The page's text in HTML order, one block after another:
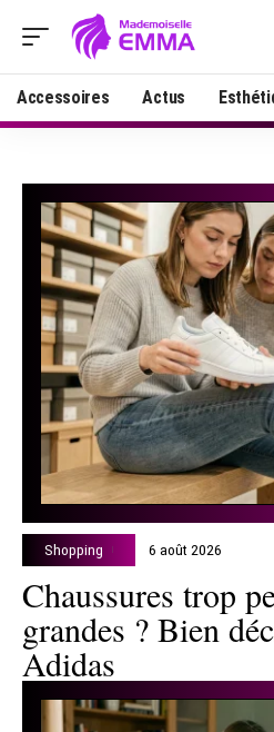
Accessoires Actus
Shopping 6 août 2026
Chaussures trop
grandes ? Bien
Adidas